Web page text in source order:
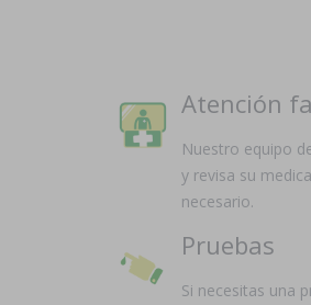
Atención
Nuestro equipo
y revisa su
necesario.
Pruebas
Si necesitas una